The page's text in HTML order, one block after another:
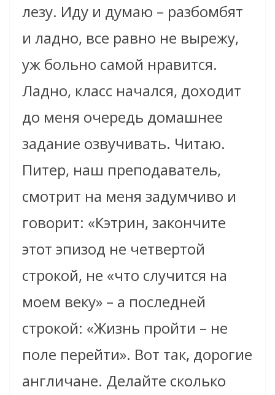
лезу. Иду и думаю – разбомбят
и ладно, все равно не вырежу,
уж больно самой нравится.
Ладно, класс начался, доходит
до меня очередь домашнее
задание озвучивать. Читаю.
Питер, наш преподаватель,
смотрит на меня задумчиво и
говорит: «Кэтрин, закончите
этот эпизод не четвертой
строкой, не «что случится на
моем веку» – а последней
строкой: «Жизнь пройти – не
поле перейти». Вот так, дорогие
англичане. Делайте сколько